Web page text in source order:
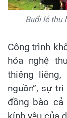
Buổi lễ thu
Công trình
hóa nghệ
thiêng liêng,
nguồn”, sự
đồng bào